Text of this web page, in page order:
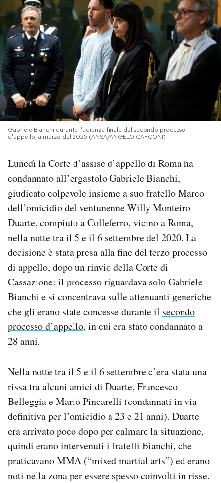
PODCAST
NEWSLETTER
I MIEI PREFERITI
SHOP
AREA PERSONALE
Area Personale
Newsletter
Notifiche mobile
Regala il Post
Hai bisogno di aiuto?
Esci
Gabriele Bianchi durante l'udienza finale del secondo processo
d'appello, a marzo del 2025 (ANSA/ANGELO CARCONI)
Lunedì la Corte d’assise d’appello di Roma ha
condannato all’ergastolo Gabriele Bianchi,
giudicato colpevole insieme a suo fratello Marco
dell’omicidio del ventunenne Willy Monteiro
Duarte, compiuto a Colleferro, vicino a Roma,
nella notte tra il 5 e il 6 settembre del 2020. La
decisione è stata presa alla fine del terzo processo
di appello, dopo un rinvio della Corte di
Cassazione: il processo riguardava solo Gabriele
Bianchi e si concentrava sulle attenuanti generiche
che gli erano state concesse durante il secondo
processo d’appello, in cui era stato condannato a
28 anni.
Nella notte tra il 5 e il 6 settembre c’era stata una
rissa tra alcuni amici di Duarte, Francesco
Belleggia e Mario Pincarelli (condannati in via
definitiva per l’omicidio a 23 e 21 anni). Duarte
era arrivato poco dopo per calmare la situazione,
quindi erano intervenuti i fratelli Bianchi, che
praticavano MMA (“mixed martial arts”) ed erano
noti nella zona per essere spesso coinvolti in risse.